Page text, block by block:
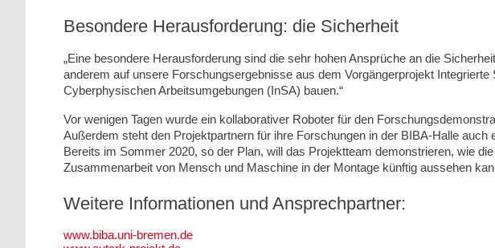
Besondere Herausforderung: die Sicherheit
„Eine besondere Herausforderung sind die sehr hohen Ansprüche an die
anderem auf unsere Forschungsergebnisse aus dem Vorgängerprojekt
Cyberphysischen Arbeitsumgebungen (InSA) bauen.“
Vor wenigen Tagen wurde ein kollaborativer Roboter für den
Außerdem steht den Projektpartnern für ihre Forschungen in der BIBA-Halle auch
Bereits im Sommer 2020, so der Plan, will das Projektteam demonstrieren, wie
Zusammenarbeit von Mensch und Maschine in der Montage künftig aussehen
Weitere Informationen und Ansprechpartner:
www.biba.uni-bremen.de